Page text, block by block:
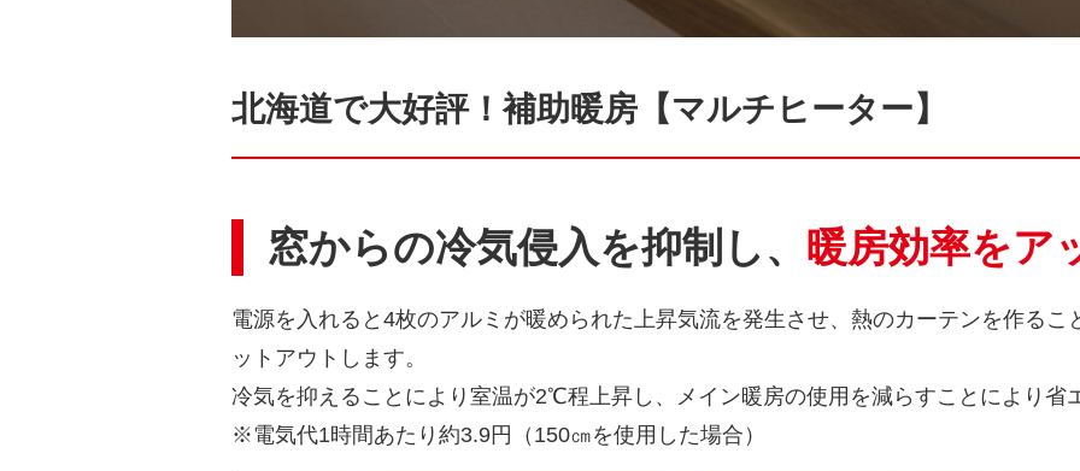
北海道で大好評！補助暖房【マルチヒーター】
窓からの冷気侵入を抑制し、 暖房効率をア
電源を入れると4枚のアルミが暖められた上昇気流を発生させ、熱のカーテンを作るこ
ットアウトします。
冷気を抑えることにより室温が2℃程上昇し、メイン暖房の使用を減らすことにより省
※電気代1時間あたり約3.9円（150㎝を使用した場合）